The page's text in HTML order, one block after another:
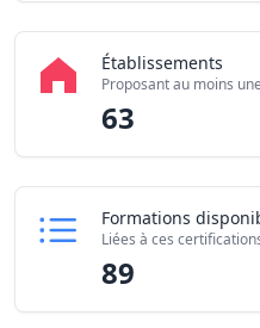
Établissements
Proposant au moins
63
Formations
Liées à ces
89